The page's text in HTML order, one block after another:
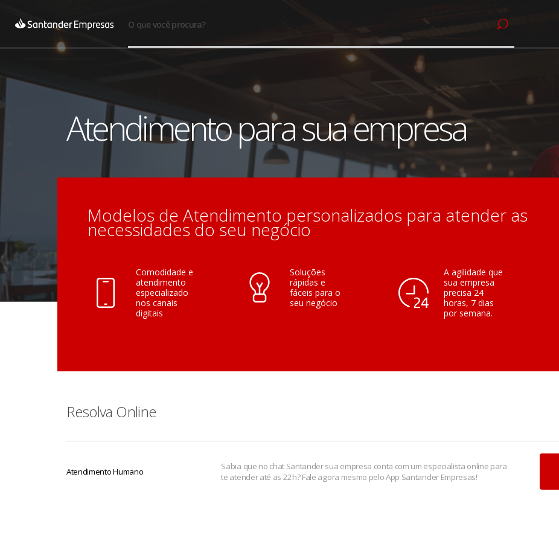
O que você procura?
Atendimento para sua empresa
Modelos de Atendimento personalizados para atender as
necessidades do seu negócio
Comodidade e
atendimento
especializado
nos canais
digitais
Soluções
rápidas e
fáceis para o
seu negócio
A agilidade que
sua empresa
precisa 24
horas, 7 dias
por semana.
Resolva Online
Atendimento Humano
Sabia que no chat Santander sua empresa conta com um especialista online para
te atender até as 22h? Fale agora mesmo pelo App Santander Empresas!